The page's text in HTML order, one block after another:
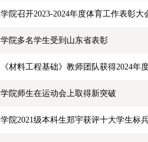
学院召开2023-2024年度体育工作表彰大
学院多名学生受到山东省表彰
《材料工程基础》教师团队获得2024
学院师生在运动会上取得新突破
学院2021级本科生郑宇获评十大学生标